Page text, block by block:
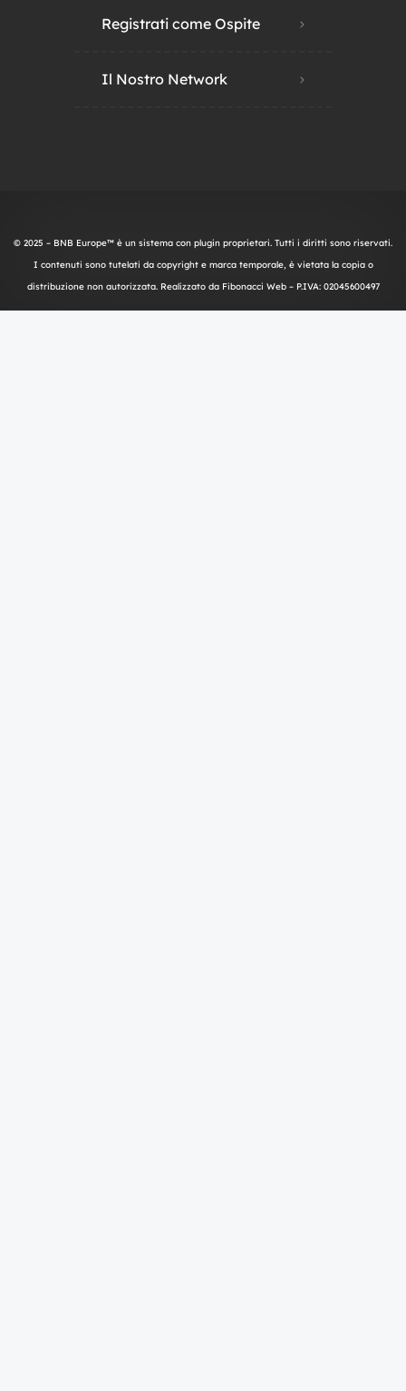
Registrati come Ospite
Il Nostro Network
© 2025 – BNB Europe™ è un sistema con plugin proprietari. Tutti i diritti sono riservati.
I contenuti sono tutelati da copyright e marca temporale, è vietata la copia o
distribuzione non autorizzata. Realizzato da Fibonacci Web– P.IVA: 02045600497